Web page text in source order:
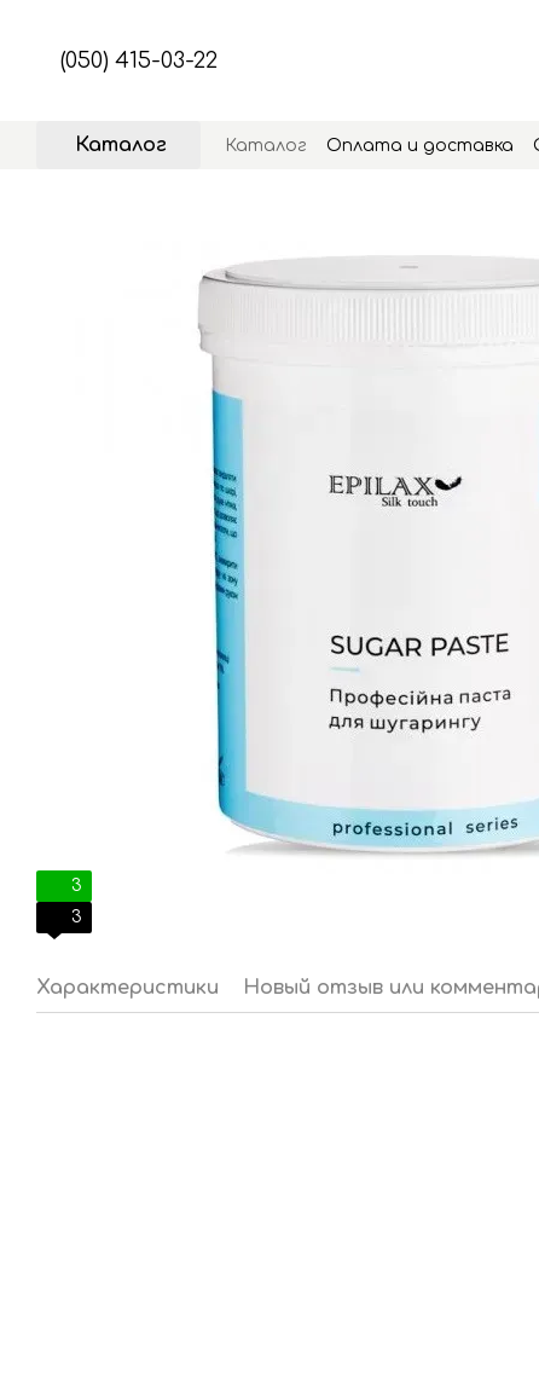
(050) 415-03-22
Каталог Каталог Оплата и доставка
3
3
Характеристики Новый отзыв или